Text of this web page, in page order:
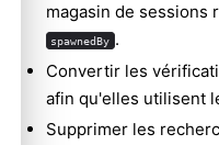
magasin de sessions
spawnedBy .
Convertir les
afin qu'elles utilisent
Supprimer les